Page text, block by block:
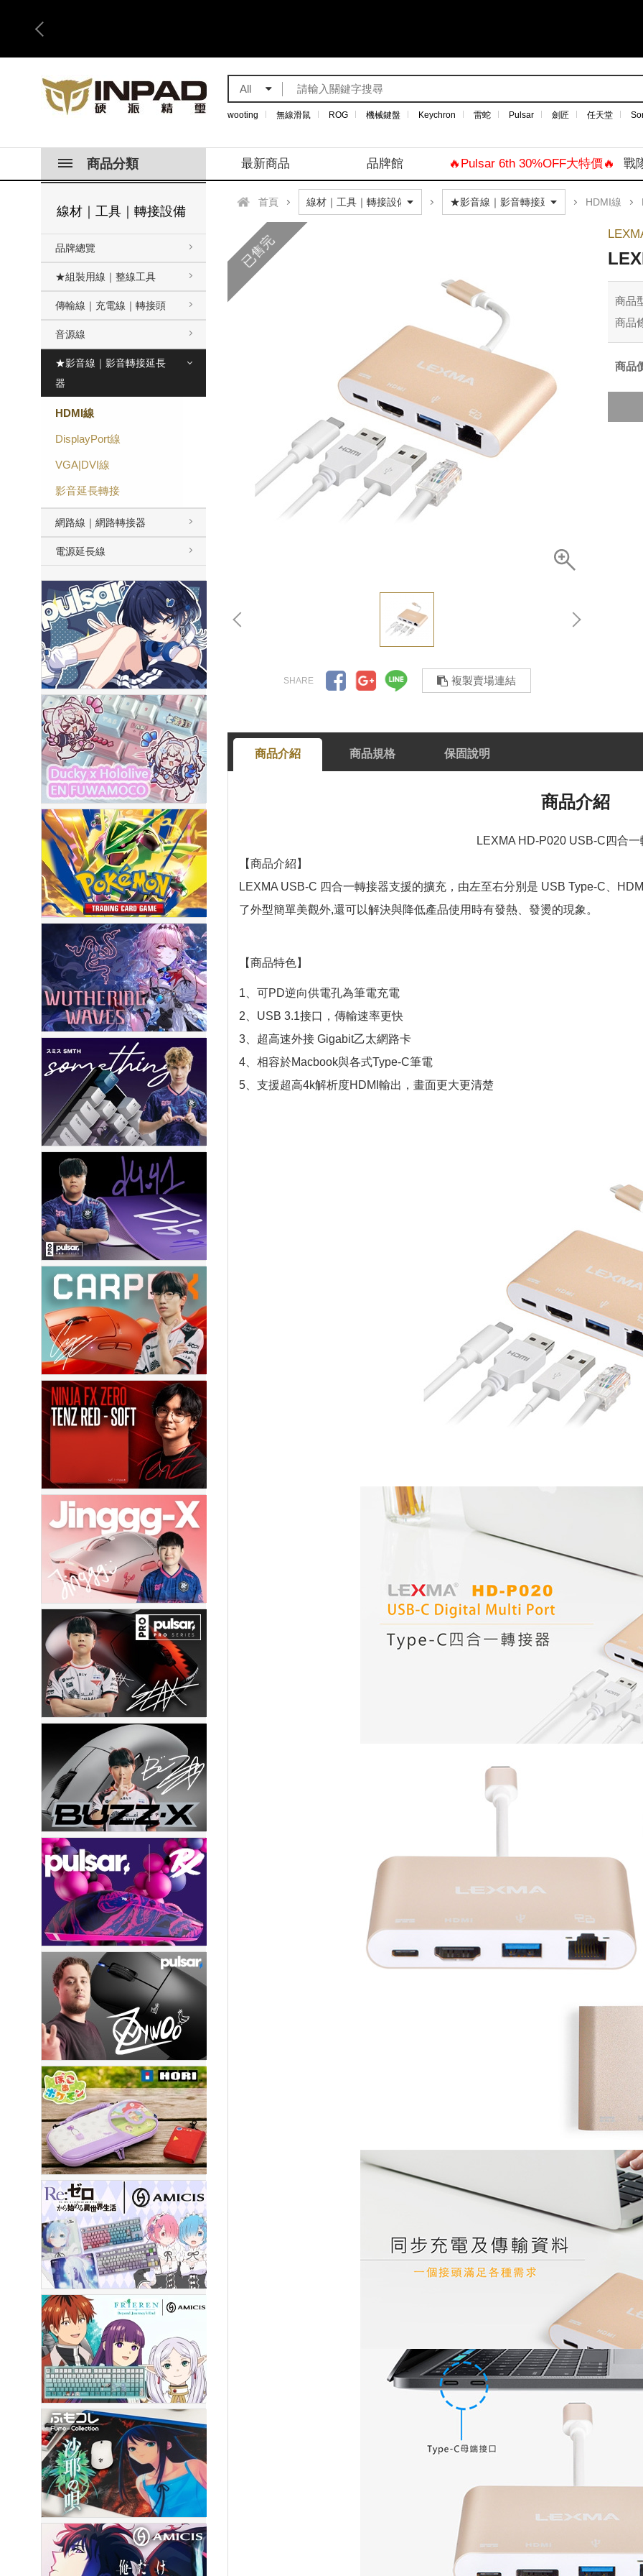
All
wooting 無線滑鼠 ROG 機械鍵盤 Keychron 雷蛇 Pulsar 劍匠 任天堂
商品分類 最新商品 品牌館 🔥Pulsar 6th 30%OFF大特價🔥 戰
線材｜工具｜轉接設備
品牌總覽
★組裝用線｜整線工具
傳輸線｜充電線｜轉接頭
音源線
★影音線｜影音轉接延長
器
HDMI線
DisplayPort線
VGA|DVI線
影音延長轉接
網路線｜網路轉接器
電源延長線
首頁 HDMI線
已售完
複製賣場連結
商品
商品
商品
商品介紹 商品規格 保固說明
商品介紹
LEXMA HD-P020 USB-C四合一
【商品介紹】
LEXMA USB-C 四合一轉接器支援的擴充，由左至右分別是 USB Type-C、
了外型簡單美觀外,還可以解決與降低產品使用時有發熱、發燙的現象。
【商品特色】
1、可PD逆向供電孔為筆電充電
2、USB 3.1接口，傳輸速率更快
3、超高速外接 Gigabit乙太網路卡
4、相容於Macbook與各式Type-C筆電
5、支援超高4k解析度HDMI輸出，畫面更大更清楚